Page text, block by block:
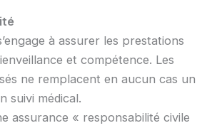
à assurer les prestations
et compétence. Les
ne remplacent en aucun cas un
suivi médical.
assurance « responsabilité civile